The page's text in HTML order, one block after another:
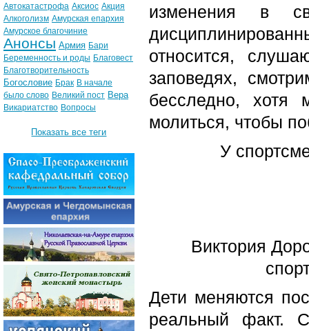
изменения в
относится,
заповедях,
бесследно, хотя
молиться, чтобы
У
Виктория
Дети меняются
реальный факт.
Автокатастрофа Аксиос Акция
Алкоголизм Амурская епархия
Амурское благочиние
Анонсы Армия Бари
Беременность и роды Благовест
Благотворительность
Богословие Брак В начале
было слово Великий пост Вера
Викариатство Вопросы
Показать все теги